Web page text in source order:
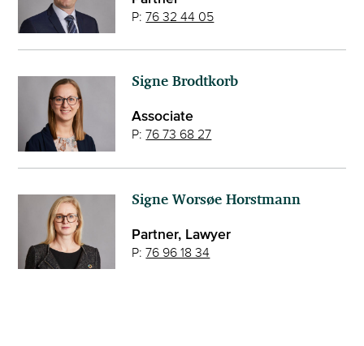
P:76 32 44 05
Signe Brodtkorb
Associate
P:76 73 68 27
Signe Worsøe Horstmann
Partner, Lawyer
P:76 96 18 34